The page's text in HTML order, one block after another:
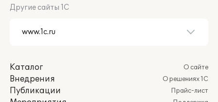
Другие сайты 1С
Каталог
Внедрения
Публикации
О сайте
О решениях 1С
Прайс-лист